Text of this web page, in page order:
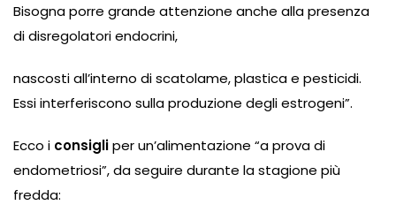
Bisogna porre grande attenzione anche alla presenza
di disregolatori endocrini,
nascosti all’interno di scatolame, plastica e pesticidi.
Essi interferiscono sulla produzione degli estrogeni”.
Ecco i consigliper un’alimentazione “a prova di
endometriosi”, da seguire durante la stagione più
fredda: